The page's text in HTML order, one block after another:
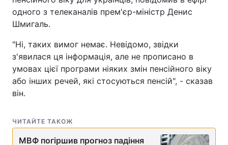
одного з телеканалів прем'єр-міністр Денис
Шмигаль.
"Ні, таких вимог немає. Невідомо, звідки
з'явилася ця інформація, але не прописано в
умовах цієї програми ніяких змін пенсійного віку
або інших речей, які стосуються пенсій", - сказав
він.
ЧИТАЙТЕ ТАКОЖ
МВФ погіршив прогноз падіння